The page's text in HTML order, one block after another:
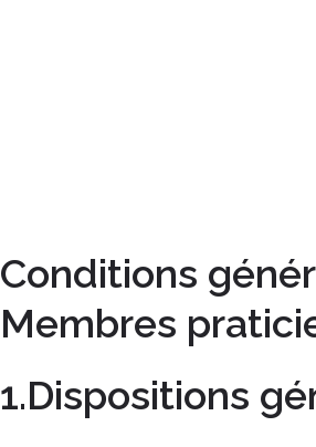
Conditions
Membres
1.Dispositions